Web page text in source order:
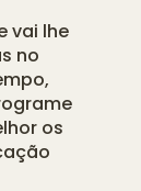
vai lhe
no
os